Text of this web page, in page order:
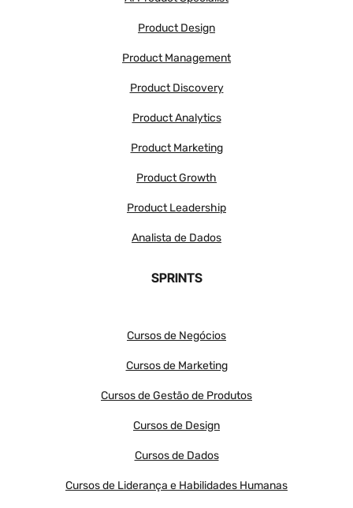
Product Design
Product Management
Product Discovery
Product Analytics
Product Marketing
Product Growth
Product Leadership
Analista de Dados
SPRINTS
Cursos de Negócios
Cursos de Marketing
Cursos de Gestão de Produtos
Cursos de Design
Cursos de Dados
Cursos de Liderança e Habilidades Humanas